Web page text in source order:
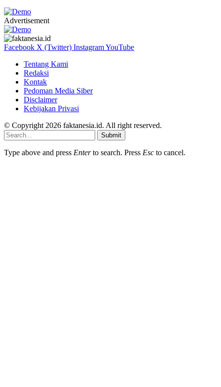
Advertisement
Facebook X (Twitter) InstagramYouTube
Tentang Kami
Redaksi
Kontak
Pedoman Media Siber
Disclaimer
Kebijakan Privasi
© Copyright 2026 faktanesia.id. All right reserved.
Submit
Type above and press Enterto search. Press Esc to cancel.